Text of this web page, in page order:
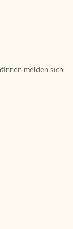
melden sich